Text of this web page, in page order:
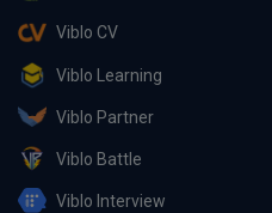
Viblo CV
Viblo Learning
Viblo Partner
Viblo Battle
Viblo Interview